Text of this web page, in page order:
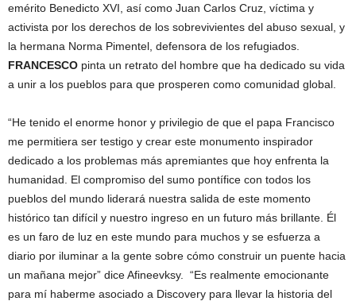
emérito Benedicto XVI, así como Juan Carlos Cruz, víctima y
activista por los derechos de los sobrevivientes del abuso sexual, y
la hermana Norma Pimentel, defensora de los refugiados.
FRANCESCO pinta un retrato del hombre que ha dedicado su vida
a unir a los pueblos para que prosperen como comunidad global.
“He tenido el enorme honor y privilegio de que el papa Francisco
me permitiera ser testigo y crear este monumento inspirador
dedicado a los problemas más apremiantes que hoy enfrenta la
humanidad. El compromiso del sumo pontífice con todos los
pueblos del mundo liderará nuestra salida de este momento
histórico tan difícil y nuestro ingreso en un futuro más brillante. Él
es un faro de luz en este mundo para muchos y se esfuerza a
diario por iluminar a la gente sobre cómo construir un puente hacia
un mañana mejor” dice Afineevksy. “Es realmente emocionante
para mí haberme asociado a Discovery para llevar la historia del